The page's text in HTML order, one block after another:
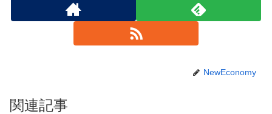
NewEconomy
関連記事